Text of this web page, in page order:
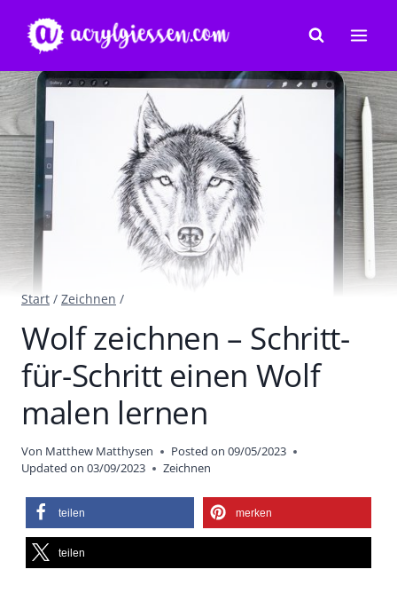
Inhalt
springen
Start / Zeichnen /
Wolf zeichnen – Schritt-
für-Schritt einen Wolf
malen lernen
Von Matthew Matthysen Posted on 09/05/2023
Updated on 03/09/2023 Zeichnen
teilen merken
teilen